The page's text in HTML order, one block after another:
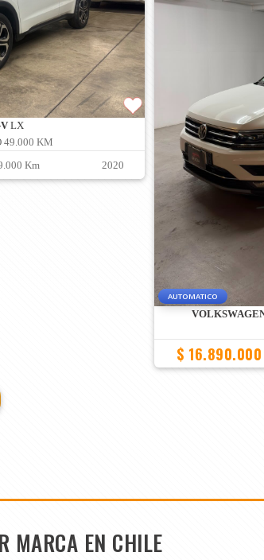
LX
49.000 KM
Km 2020
AUTOMATICO
$ 16.890.000
MARCA EN CHILE